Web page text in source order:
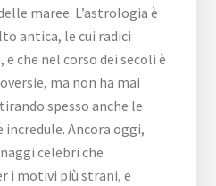
maree. L’astrologia è
antica, le cui radici
che nel corso dei secoli è
ma non ha mai
spesso anche le
Ancora oggi,
celebri che
i motivi più strani, e